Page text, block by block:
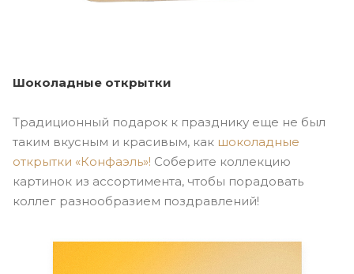
Шоколадные открытки
Традиционный подарок к празднику еще не был
таким вкусным и красивым, как шоколадные
открытки «Конфаэль»! Соберите коллекцию
картинок из ассортимента, чтобы порадовать
коллег разнообразием поздравлений!